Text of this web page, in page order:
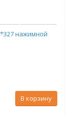
нажимной
В корзину